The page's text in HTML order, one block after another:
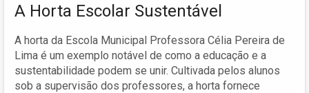
A Horta Escolar Sustentável
A horta da Escola Municipal Professora Célia Pereira de
Lima é um exemplo notável de como a educação e a
sustentabilidade podem se unir. Cultivada pelos alunos
sob a supervisão dos professores, a horta fornece